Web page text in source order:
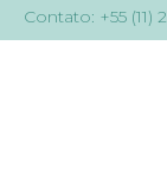
Contato: +55 (11)